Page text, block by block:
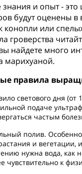
и опыт -
будут оценены
или
гроверства
найдете много
марихуаной.
правила
светового дня (от
подаче
частым
полив.
и вегетации,
нужна вода, как
чувствительно к